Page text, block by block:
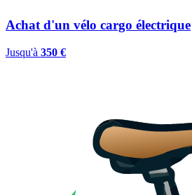
Achat d'un vélo cargo électrique
Jusqu'à 350 €